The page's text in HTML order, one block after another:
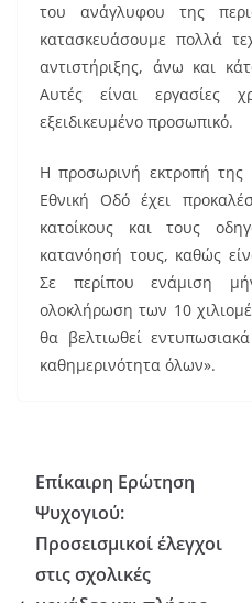
του ανάγλυφου της
κατασκευάσουμε πολλά
αντιστήριξης, άνω και
Αυτές είναι εργασίες
εξειδικευμένο προσωπικό.
Η προσωρινή εκτροπή της
Εθνική Οδό έχει
κατοίκους και τους
κατανόησή τους, καθώς
Σε περίπου ενάμιση
ολοκλήρωση των 10
θα βελτιωθεί
καθημερινότητα όλων».
Επίκαιρη Ερώτηση
Ψυχογιού:
Προσεισμικοί έλεγχοι
στις σχολικές